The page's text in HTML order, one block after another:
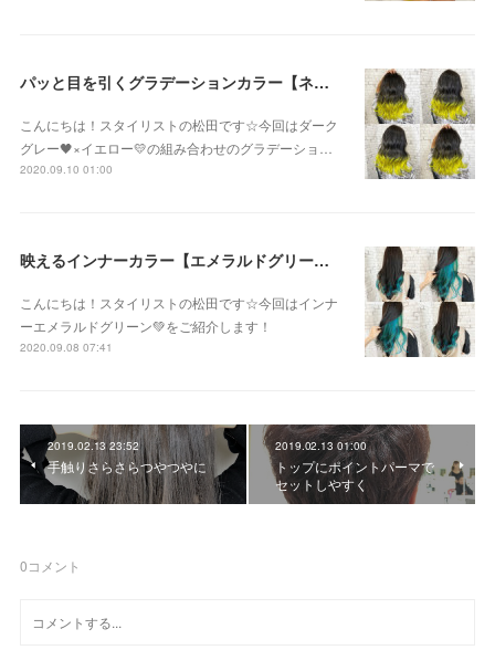
パッと目を引くグラデーションカラー【ネオンイエロー】
こんにちは！スタイリストの松田です☆今回はダーク
グレー🖤×イエロー💛の組み合わせのグラデーショ…
2020.09.10 01:00
映えるインナーカラー【エメラルドグリーン】
こんにちは！スタイリストの松田です☆今回はインナ
ーエメラルドグリーン💚をご紹介します！
2020.09.08 07:41
2019.02.13 23:52
手触りさらさらつやつやに
2019.02.13 01:00
トップにポイントパーマで
セットしやすく
0コメント